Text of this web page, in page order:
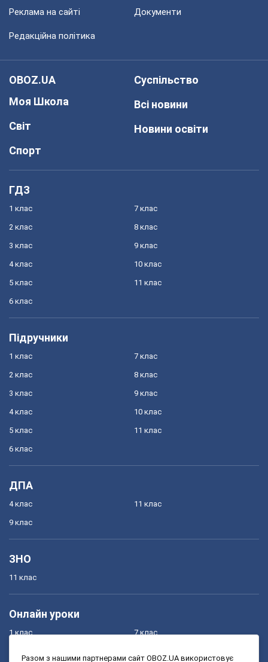
Реклама на сайті Документи
Редакційна політика
OBOZ.UA
Моя Школа
Світ
Спорт
Суспільство
Всі новини
Новини освіти
ГДЗ
1 клас
2 клас
3 клас
4 клас
5 клас
6 клас
7 клас
8 клас
9 клас
10 клас
11 клас
Підручники
1 клас
2 клас
3 клас
4 клас
5 клас
6 клас
7 клас
8 клас
9 клас
10 клас
11 клас
ДПА
4 клас
9 клас
11 клас
ЗНО
11 клас
Онлайн уроки
1 клас 7 клас
Разом з нашими партнерами сайт OBOZ.UA використовує